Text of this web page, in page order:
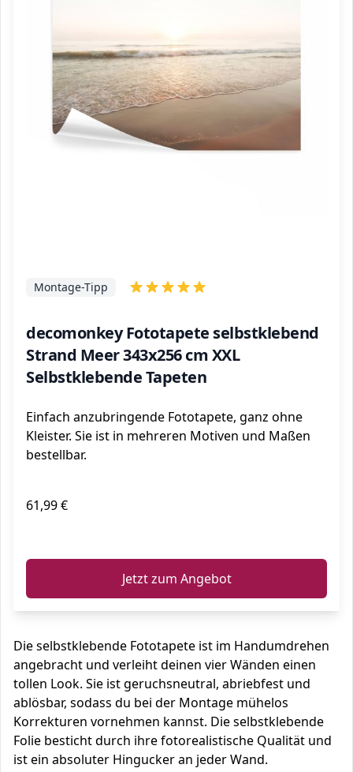
decomonkey Fototapete selbstklebend
Strand Meer 343x256 cm XXL
Selbstklebende Tapeten
Montage-Tipp
Einfach anzubringende Fototapete, ganz ohne
Kleister. Sie ist in mehreren Motiven und Maßen
bestellbar.
61,99 €
Jetzt zum Angebot
Die selbstklebende Fototapete ist im Handumdrehen
angebracht und verleiht deinen vier Wänden einen
tollen Look. Sie ist geruchsneutral, abriebfest und
ablösbar, sodass du bei der Montage mühelos
Korrekturen vornehmen kannst. Die selbstklebende
Folie besticht durch ihre fotorealistische Qualität und
ist ein absoluter Hingucker an jeder Wand.